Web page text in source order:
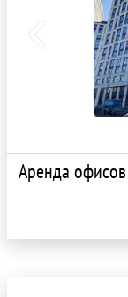
Аренда офисов